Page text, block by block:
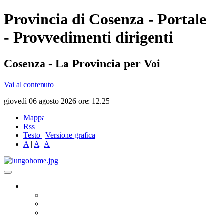
Provincia di Cosenza - Portale
- Provvedimenti dirigenti
Cosenza - La Provincia per Voi
Vai al contenuto
giovedì 06 agosto 2026 ore: 12.25
Mappa
Rss
Testo | Versione grafica
A | A | A